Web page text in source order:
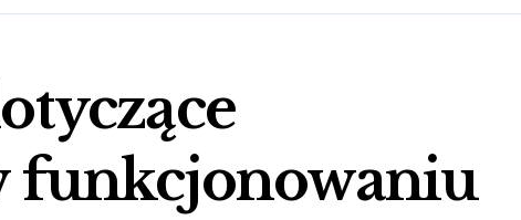
funkcjonowaniu